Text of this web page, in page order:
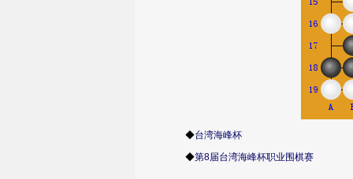
◆台湾海峰杯
◆第8届台湾海峰杯职业围棋赛